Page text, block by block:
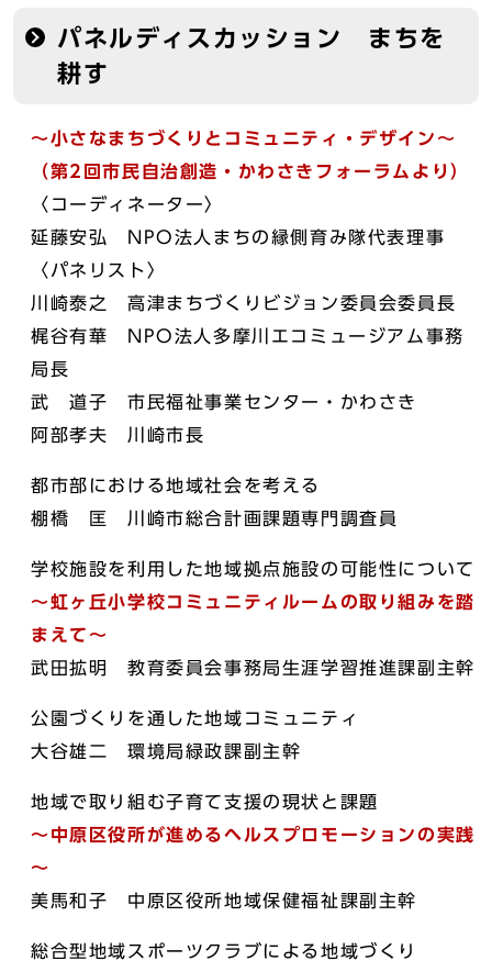
パネルディスカッション まちを
耕す
～小さなまちづくりとコミュニティ・デザイン～
（第2回市民自治創造・かわさきフォーラムより）
〈コーディネーター〉
延藤安弘 NPO法人まちの縁側育み隊代表理事
〈パネリスト〉
川崎泰之 高津まちづくりビジョン委員会委員長
梶谷有華 NPO法人多摩川エコミュージアム事務
局長
武 道子 市民福祉事業センター・かわさき
阿部孝夫 川崎市長
都市部における地域社会を考える
棚橋 匡 川崎市総合計画課題専門調査員
学校施設を利用した地域拠点施設の可能性について
～虹ヶ丘小学校コミュニティルームの取り組みを踏
まえて～
武田拡明 教育委員会事務局生涯学習推進課副主幹
公園づくりを通した地域コミュニティ
大谷雄二 環境局緑政課副主幹
地域で取り組む子育て支援の現状と課題
～中原区役所が進めるヘルスプロモーションの実践
～
美馬和子 中原区役所地域保健福祉課副主幹
総合型地域スポーツクラブによる地域づくり